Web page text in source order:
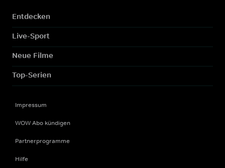
Entdecken
Live-Sport
Neue Filme
Top-Serien
Impressum
WOW Abo kündigen
Partnerprogramme
Hilfe